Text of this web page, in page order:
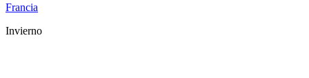
Francia
Invierno